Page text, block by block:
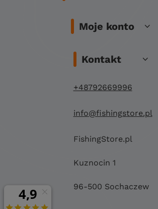
Moje konto
Kontakt
+48792669996
info@fishingstore.pl
FishingStore.pl
Kuznocin 1
96-500 Sochaczew